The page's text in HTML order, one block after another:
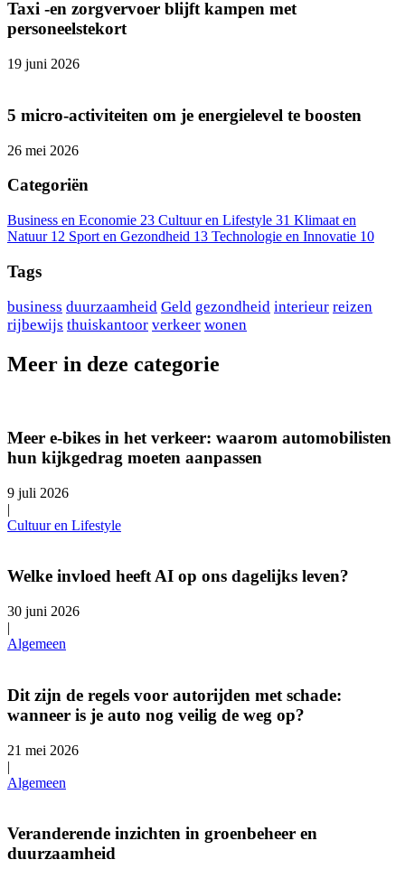
Taxi -en zorgvervoer blijft kampen met
personeelstekort
19 juni 2026
5 micro-activiteiten om je energielevel te boosten
26 mei 2026
Categoriën
Business en Economie 23 Cultuur en Lifestyle 31 Klimaat en
Natuur 12 Sport en Gezondheid 13 Technologie en Innovatie 10
Tags
business duurzaamheid Geld gezondheid interieur reizen
rijbewijs thuiskantoor verkeer wonen
Meer in deze categorie
Meer e-bikes in het verkeer: waarom automobilisten
hun kijkgedrag moeten aanpassen
9 juli 2026
|
Cultuur en Lifestyle
Welke invloed heeft AI op ons dagelijks leven?
30 juni 2026
|
Algemeen
Dit zijn de regels voor autorijden met schade:
wanneer is je auto nog veilig de weg op?
21 mei 2026
|
Algemeen
Veranderende inzichten in groenbeheer en
duurzaamheid